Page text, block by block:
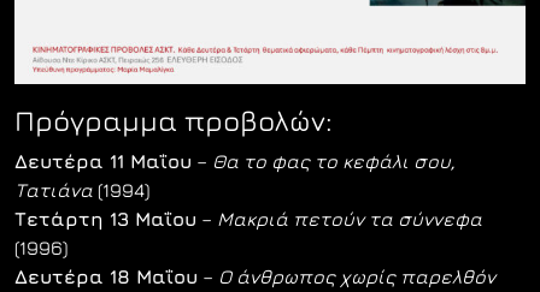
Πρόγραμμα προβολών:
Δευτέρα 11 Μαΐου – Θα το φας το κεφάλι σου,
Τατιάνα (1994)
Τετάρτη 13 Μαΐου – Μακριά πετούν τα σύννεφα
(1996)
Δευτέρα 18 Μαΐου – Ο άνθρωπος χωρίς παρελθόν